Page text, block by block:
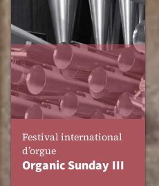
Festival international
d’orgue
Organic Sunday III